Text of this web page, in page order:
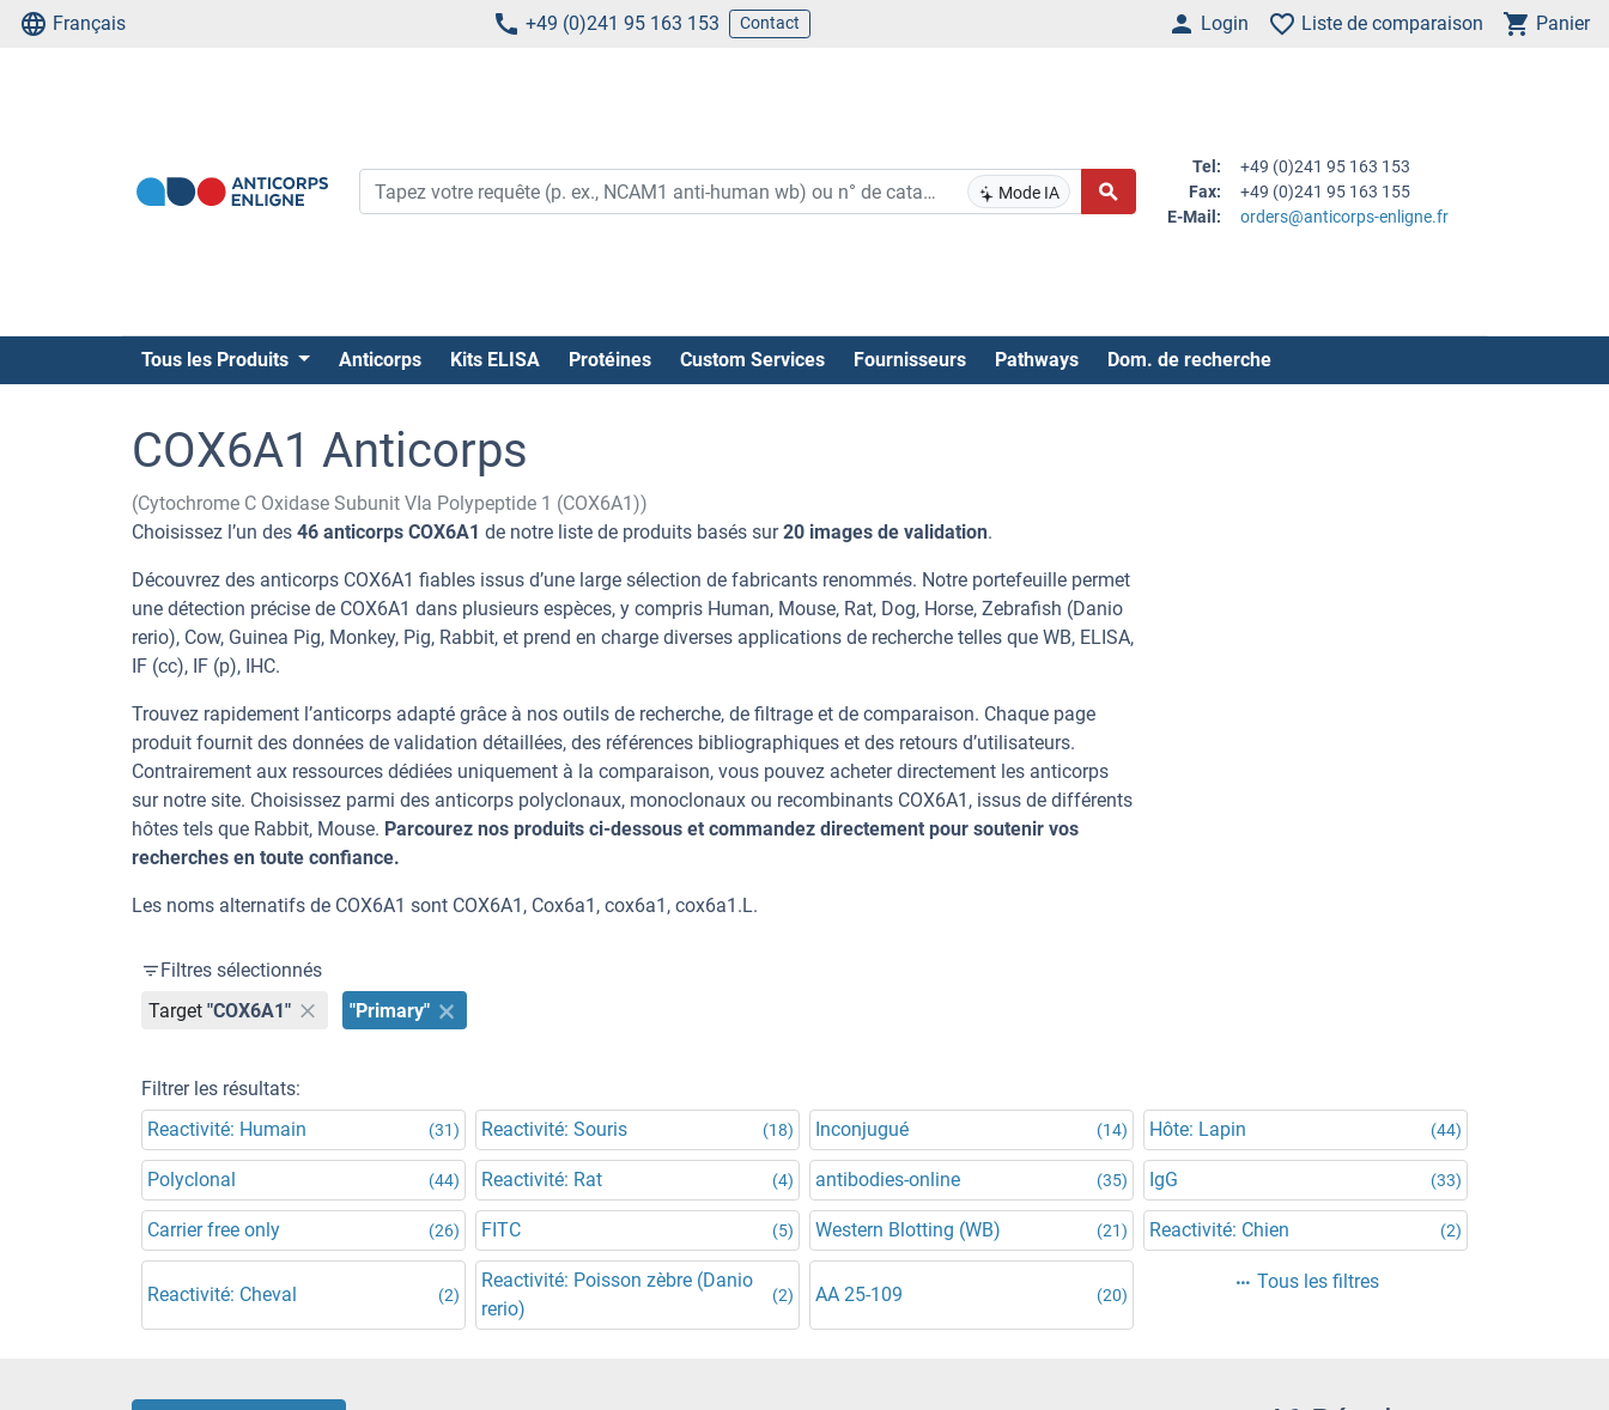
Français +49 (0)241 95 163 153 Contact Login Liste de comparaison Panier
Mode IA
Tel:
+49 (0)241 95 163 153
Fax:
+49 (0)241 95 163 155
E-Mail:
orders@anticorps-enligne.fr
Tous les Produits Anticorps Kits ELISA Protéines Custom Services Fournisseurs Pathways Dom. de recherche
COX6A1 Anticorps
(Cytochrome C Oxidase Subunit VIa Polypeptide 1 (COX6A1))
Choisissez l’un des 46 anticorps COX6A1 de notre liste de produits basés sur20 images de validation.
Découvrez des anticorps COX6A1 fiables issus d’une large sélection de fabricants renommés. Notre portefeuille permet
une détection précise de COX6A1 dans plusieurs espèces, y compris Human, Mouse, Rat, Dog, Horse, Zebrafish (Danio
rerio), Cow, Guinea Pig, Monkey, Pig, Rabbit, et prend en charge diverses applications de recherche telles que WB, ELISA,
IF (cc), IF (p), IHC.
Trouvez rapidement l’anticorps adapté grâce à nos outils de recherche, de filtrage et de comparaison. Chaque page
produit fournit des données de validation détaillées, des références bibliographiques et des retours d’utilisateurs.
Contrairement aux ressources dédiées uniquement à la comparaison, vous pouvez acheter directement les anticorps
sur notre site. Choisissez parmi des anticorps polyclonaux, monoclonaux ou recombinants COX6A1, issus de différents
hôtes tels que Rabbit, Mouse. Parcourez nos produits ci-dessous et commandez directement pour soutenir vos
recherches en toute confiance.
Les noms alternatifs de COX6A1 sont COX6A1, Cox6a1, cox6a1, cox6a1.L.
Filtres sélectionnés
Target "COX6A1" "Primary"
Filtrer les résultats:
Reactivité: Humain
(31) Reactivité: Souris (18) Inconjugué (14) Hôte: Lapin (44)
Polyclonal (44) Reactivité: Rat (4) antibodies-online (35) IgG (33)
Carrier free only (26) FITC (5) Western Blotting (WB) (21) Reactivité: Chien (2)
Reactivité: Cheval (2)
Reactivité: Poisson zèbre (Danio
rerio)
(2) AA 25-109 (20)
Tous les filtres